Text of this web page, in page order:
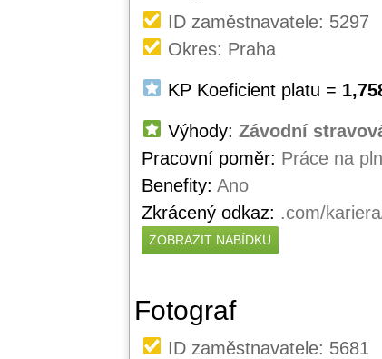
ID zaměstnavatele: 5297
Okres: Praha
KP Koeficient platu =
Výhody: Závodní
Pracovní poměr: Práce na
Benefity: Ano
Zkrácený odkaz: .com/
ZOBRAZIT NABÍDKU
Fotograf
ID zaměstnavatele: 5681